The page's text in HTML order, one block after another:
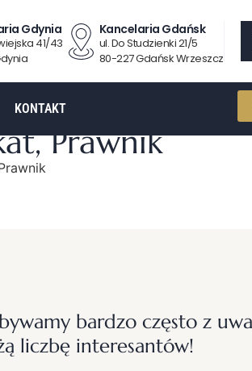
Gdynia
41/43
Kancelaria Gdańsk
ul. Do Studzienki 21/5
80-227 Gdańsk Wrzeszcz
KONTAKT
Prawnik
bardzo często z
liczbę interesantów!